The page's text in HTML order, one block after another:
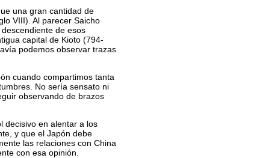
una gran cantidad de
VIII). Al parecer Saicho
de esos
capital de Kioto (794-
podemos observar trazas
cuando compartimos tanta
No sería sensato ni
observando de brazos
decisivo en alentar a los
y que el Japón debe
las relaciones con China
con esa opinión.